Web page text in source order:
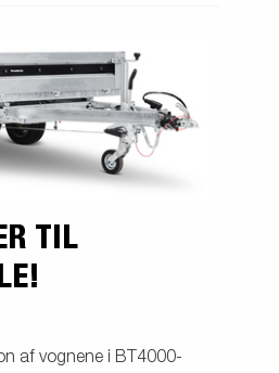
TIL
af vognene i BT4000-